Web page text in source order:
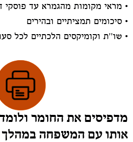
•⁠ ⁠מראי מקומות מהגמרא עד פוסקי
•⁠ ⁠סיכומים תמציתיים ובהירים
•⁠ שו''ת וקומיקסים הלכתיים לכל
מדפיסים את החומר
אותו עם המשפחה במהלך